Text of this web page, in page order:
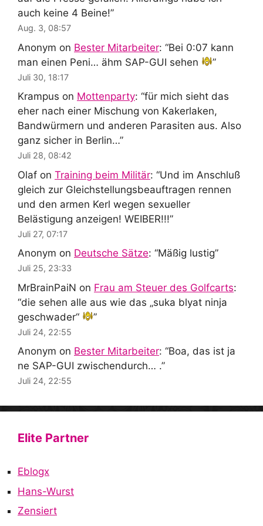
auch keine 4 Beine!”
Aug. 3, 08:57
Anonym on Bester Mitarbeiter: “Bei 0:07 kann
man einen Peni… ähm SAP-GUI sehen
”
Juli 30, 18:17
Krampus on Mottenparty: “für mich sieht das
eher nach einer Mischung von Kakerlaken,
Bandwürmern und anderen Parasiten aus. Also
ganz sicher in Berlin…”
Juli 28, 08:42
Olaf on Training beim Militär: “Und im Anschluß
gleich zur Gleichstellungsbeauftragen rennen
und den armen Kerl wegen sexueller
Belästigung anzeigen! WEIBER!!!”
Juli 27, 07:17
Anonym on Deutsche Sätze: “Mäßig lustig”
Juli 25, 23:33
MrBrainPaiN on Frau am Steuer des Golfcarts:
“die sehen alle aus wie das „suka blyat ninja
geschwader“
”
Juli 24, 22:55
Anonym on Bester Mitarbeiter: “Boa, das ist ja
ne SAP-GUI zwischendurch… .”
Juli 24, 22:55
Elite Partner
Eblogx
Hans-Wurst
Zensiert